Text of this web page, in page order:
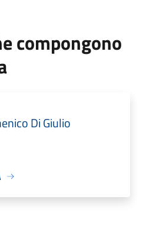
compongono
Di Giulio